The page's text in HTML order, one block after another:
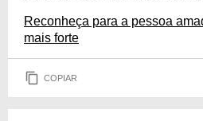
Reconheça para a pessoa
mais forte
COPIAR